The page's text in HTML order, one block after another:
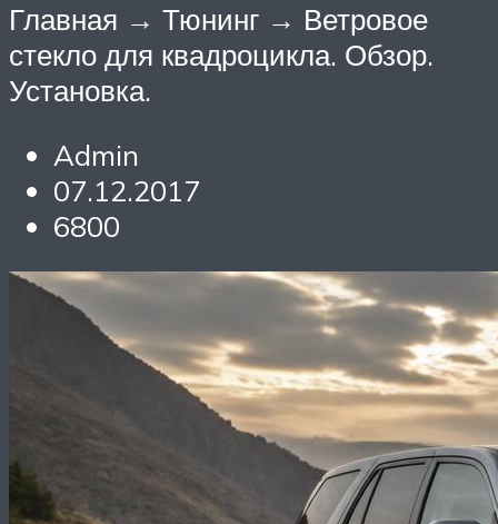
Главная → Тюнинг → Ветровое
стекло для квадроцикла. Обзор.
Установка.
Admin
07.12.2017
6800